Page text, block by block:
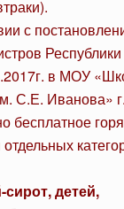
с
в МОУ
С.Е. Иванова»
бесплатное
сирот, детей,